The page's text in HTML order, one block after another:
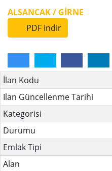
ALSANCAK / GİRNE
PDF indir
İlan Kodu
Ilan Güncellenme Tarihi
Kategorisi
Durumu
Emlak Tipi
Alan